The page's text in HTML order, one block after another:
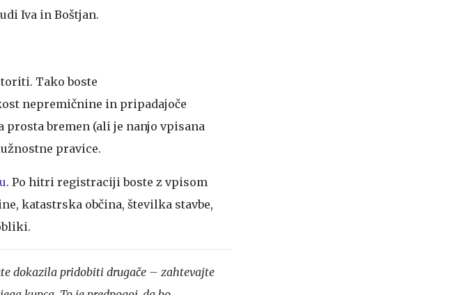
Iva in Boštjan.
Tako boste
nepremičnine in pripadajoče
bremen (ali je nanjo vpisana
pravice.
. Po hitri registraciji boste z vpisom
katastrska občina, številka stavbe,
dokazila pridobiti drugače – zahtevajte